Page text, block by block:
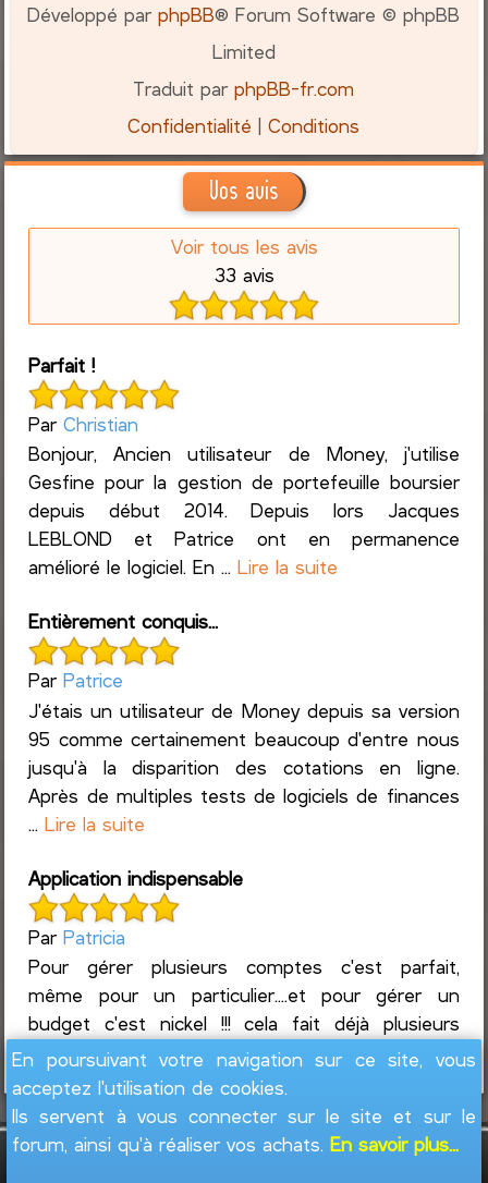
Développé parphpBB® Forum Software © phpBB
Limited
Traduit parphpBB-fr.com
Confidentialité |Conditions
Vos avis
Voir tous les avis
33 avis
Parfait !
ParChristian
Bonjour, Ancien utilisateur de Money, j'utilise
Gesfine pour la gestion de portefeuille boursier
depuis début 2014. Depuis lors Jacques
LEBLOND et Patrice ont en permanence
amélioré le logiciel. En ...Lire la suite
Entièrement conquis...
ParPatrice
J'étais un utilisateur de Money depuis sa version
95 comme certainement beaucoup d'entre nous
jusqu'à la disparition des cotations en ligne.
Après de multiples tests de logiciels de finances
...Lire la suite
Application indispensable
ParPatricia
Pour gérer plusieurs comptes c'est parfait,
même pour un particulier....et pour gérer un
budget c'est nickel !!! cela fait déjà plusieurs
années que je l'utilise et j'en suis ravie.
En poursuivant votre navigation sur ce site, vous
acceptez l'utilisation de cookies.
Ils servent à vous connecter sur le site et sur le
forum, ainsi qu'à réaliser vos achats.En savoir plus...
GesFine - Copyright © 2008 - 2026Jacques